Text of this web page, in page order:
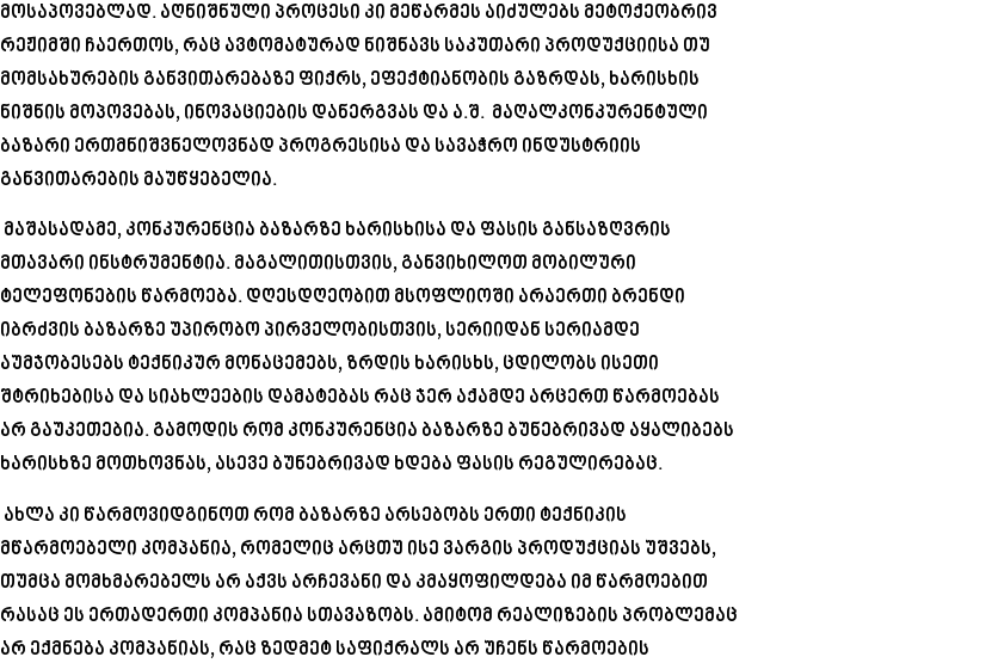
მოსაპოვებლად. აღნიშნული პროცესი კი მეწარმეს აიძულებს მეტოქეობრივ
რეჟიმში ჩაერთოს, რაც ავტომატურად ნიშნავს საკუთარი პროდუქციისა თუ
მომსახურების განვითარებაზე ფიქრს, ეფექტიანობის გაზრდას, ხარისხის
ნიშნის მოპოვებას, ინოვაციების დანერგვას და ა.შ. მაღალკონკურენტული
ბაზარი ერთმნიშვნელოვნად პროგრესისა და სავაჭრო ინდუსტრიის
განვითარების მაუწყებელია.
მაშასადამე, კონკურენცია ბაზარზე ხარისხისა და ფასის განსაზღვრის
მთავარი ინსტრუმენტია. მაგალითისთვის, განვიხილოთ მობილური
ტელეფონების წარმოება. დღესდღეობით მსოფლიოში არაერთი ბრენდი
იბრძვის ბაზარზე უპირობო პირველობისთვის, სერიიდან სერიამდე
აუმჯობესებს ტექნიკურ მონაცემებს, ზრდის ხარისხს, ცდილობს ისეთი
შტრიხებისა და სიახლეების დამატებას რაც ჯერ აქამდე არცერთ წარმოებას
არ გაუკეთებია. გამოდის რომ კონკურენცია ბაზარზე ბუნებრივად აყალიბებს
ხარისხზე მოთხოვნას, ასევე ბუნებრივად ხდება ფასის რეგულირებაც.
ახლა კი წარმოვიდგინოთ რომ ბაზარზე არსებობს ერთი ტექნიკის
მწარმოებელი კომპანია, რომელიც არცთუ ისე ვარგის პროდუქციას უშვებს,
თუმცა მომხმარებელს არ აქვს არჩევანი და კმაყოფილდება იმ წარმოებით
რასაც ეს ერთადერთი კომპანია სთავაზობს. ამიტომ რეალიზების პრობლემაც
არ ექმნება კომპანიას, რაც ზედმეტ საფიქრალს არ უჩენს წარმოების